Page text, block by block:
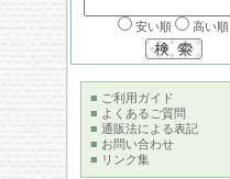
安い順 高い順
■ ご利用ガイド
■ よくあるご質問
■ 通販法による表記
■ お問い合わせ
■ リンク集